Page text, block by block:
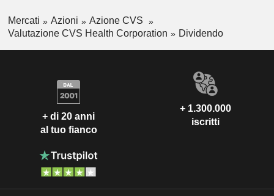
Mercati Azioni
Azione CVS
Valutazione CVS Health Corporation
Dividendo
+ di 20 anni
al tuo fianco
+ 1.300.000
iscritti